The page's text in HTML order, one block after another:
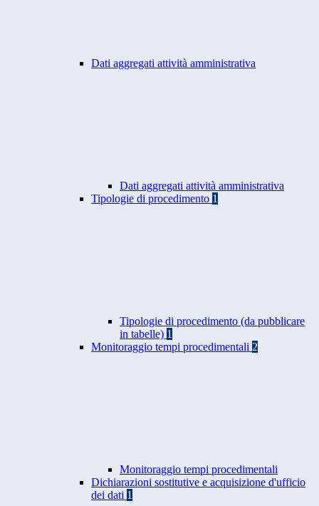
Dati aggregati attività amministrativa
Dati aggregati attività amministrativa
Tipologie di procedimento 1
Tipologie di procedimento (da pubblicare
in tabelle) 1
Monitoraggio tempi procedimentali 2
Monitoraggio tempi procedimentali
Dichiarazioni sostitutive e acquisizione d'ufficio
dei dati 1